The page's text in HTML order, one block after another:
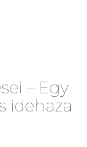
– Egy
idehaza